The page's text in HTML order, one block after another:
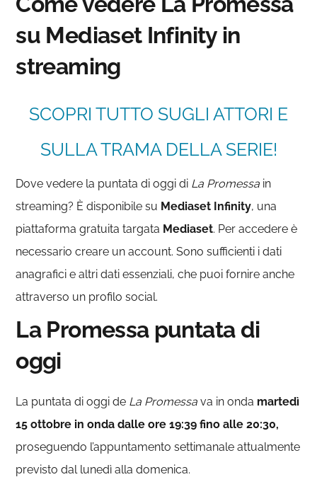
su Mediaset Infinity in
streaming
SCOPRI TUTTO SUGLI ATTORI E
SULLA TRAMA DELLA SERIE!
Dove vedere la puntata di oggi di La Promessa in
streaming? È disponibile su Mediaset Infinity, una
piattaforma gratuita targata Mediaset. Per accedere è
necessario creare un account. Sono sufficienti i dati
anagrafici e altri dati essenziali, che puoi fornire anche
attraverso un profilo social.
La Promessa puntata di
oggi
La puntata di oggi de La Promessa va in onda martedì
15 ottobre in onda dalle ore 19:39 fino alle 20:30,
proseguendo l’appuntamento settimanale attualmente
previsto dal lunedì alla domenica.